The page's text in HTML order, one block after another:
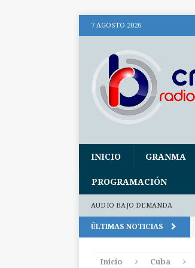
7 AGOSTO 2026
INICIO GRANMA
PROGRAMACIÓN
AUDIO BAJO DEMANDA
ÚLTIMAS NOTICIAS
Inicio Cuba